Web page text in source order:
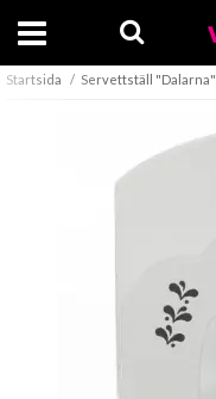
Startsida Servettställ "Dalarna"